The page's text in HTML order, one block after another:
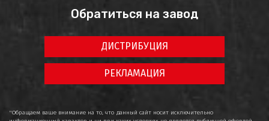
Обратиться на завод
ДИСТРИБУЦИЯ
РЕКЛАМАЦИЯ
"Обращаем ваше внимание на то, что данный сайт носит исключительно